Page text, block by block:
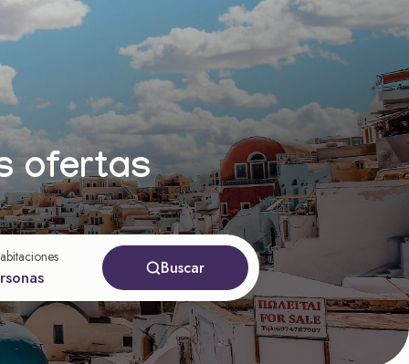
ofertas
Buscar